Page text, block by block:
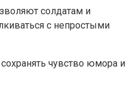
солдатам и
с непростыми
чувство юмора и